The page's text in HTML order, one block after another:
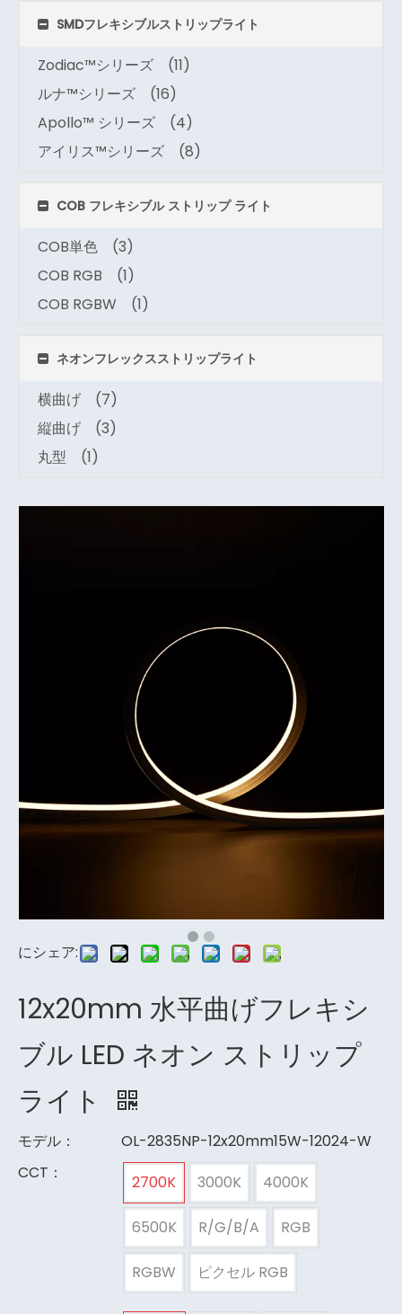
SMDフレキシブルストリップライト
Zodiac™シリーズ
(11)
ルナ™シリーズ
(16)
Apollo™ シリーズ
(4)
アイリス™シリーズ
(8)
COB フレキシブル ストリップ ライト
COB単色
(3)
COB RGB
(1)
COB RGBW
(1)
ネオンフレックスストリップライト
横曲げ
(7)
縦曲げ
(3)
丸型
(1)
にシェア:
12x20mm 水平曲げフレキシ
ブル LED ネオン ストリップ
ライト
モデル：
OL-2835NP-12x20mm15W-12024-W
CCT：
2700K 3000K 4000K
6500K R/G/B/A RGB
RGBW ピクセル RGB